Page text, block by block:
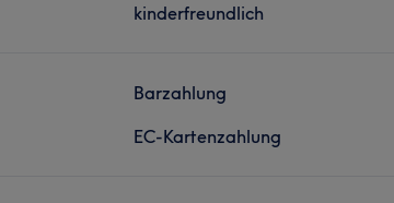
kinderfreundlich
Barzahlung
EC-Kartenzahlung